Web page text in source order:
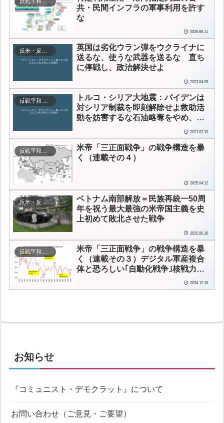
共・民間インフラの軍事利用を許す
な
2026.06.11
英国は劣化ウラン弾をウクライナに
送るな、使うな武器を送るな 直ち
に停戦し、政治解決せよ
2023.04.09
トルコ・シリア大地震：バイデンは
対シリア制裁を即刻解除せよ救助活
動を妨害するな石油略奪をやめ、米
2023.02.10
反戦平和運動
米帝「三正面戦争」の戦争構造を暴
く（連載その４）
2025.04.12
ベトナム南部解放＝民族再統一50周
年を祝う最大最強の米帝国主義を史
上初めて敗北させた戦争
2025.06.10
反戦平和運動
米帝「三正面戦争」の戦争構造を暴
く（連載その３） デジタル軍産複合
体と恐ろしい｢自動化戦争｣核戦力の
2024.12.10
お知らせ
『コミュニスト・デモクラット』について
お問い合わせ（ご意見・ご要望）